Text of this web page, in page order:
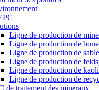
Ligne de production de
Ligne de production de
Ligne de production de
Ligne de production de
Ligne de production de
Ligne de production de
de traitement des minéraux